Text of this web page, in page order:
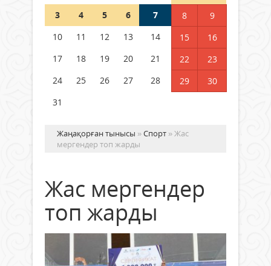
Шетелде жүрген Қазақстан
азаматтары қалай дауыс бере
3
4 5 6 7 8
9
10
11 12 13 14 15
16
17
18 19 20 21 22
23
24
25 26 27 28 29
30
31
Жаңақорған тынысы »Спорт » Жас
мергендер топ жарды
Жас мергендер
топ жарды